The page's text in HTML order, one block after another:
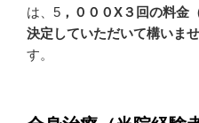
は、5 ，０００X３回の料金
決定していただいて構いませ
す。